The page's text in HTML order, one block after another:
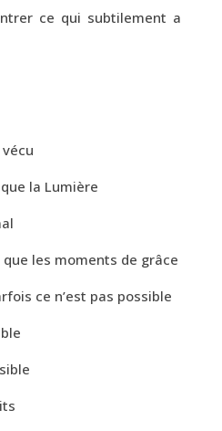
ce qui subtilement a
la Lumière
les moments de grâce
ce n’est pas possible